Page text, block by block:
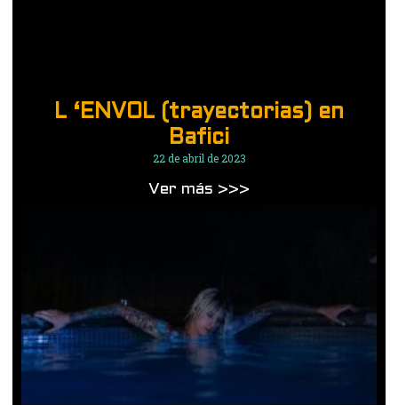
L ‘ENVOL (trayectorias) en
Bafici
22 de abril de 2023
Ver más >>>